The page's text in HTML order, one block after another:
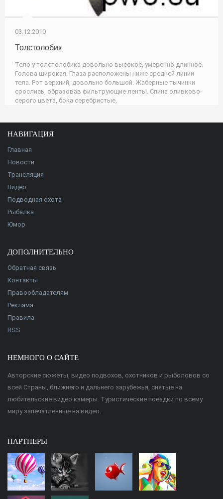
03.12.2010
Толстолобик
Тело у толстолобика довольно высокое, умеренно длинное.
Голова широкая. Глаза расположены ниже средней линии
тела. Рот верхний, довольно большой. Жаберные тычинки
срослись, образовав фильтрующие ленты. Спина оливково-
серого цвета, бока серебристые,
НАВИГАЦИЯ
Главная
Новости
Трансляция
Видео
Подводная охота
Рыбалка
Юмор
ДОПОЛНИТЕЛЬНО
Обратная связь
Контакты
Правообладателям
Реклама
Правила
RSS
НЕМНОГО О САЙТЕ
Авторские сюжеты, видео подвохов, охотников и рыболовов со
всей Страны, ближнего и дальнего зарубежья, снятые на
любительские видео камеры. Туристические поездки по всему
миру запечатленные на видео.
ПАРТНЕРЫ